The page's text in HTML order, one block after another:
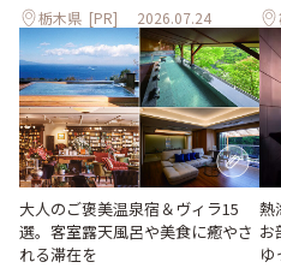
栃木県 [PR] 2026.07.24
大人のご褒美温泉宿＆ヴィラ15
選。客室露天風呂や美食に癒やさ
れる滞在を
熱
お
ゆ